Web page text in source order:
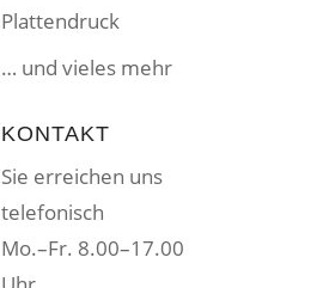
Plattendruck
… und vieles mehr
KONTAKT
Sie erreichen uns
telefonisch
Mo.–Fr. 8.00–17.00